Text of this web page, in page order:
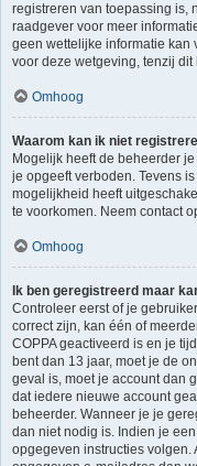
registreren van toepassing is,
raadgever voor meer
geen wettelijke informatie kan
voor deze wetgeving, tenzij
Omhoog
Waarom kan ik niet
Mogelijk heeft de beheerder
je opgeeft verboden. Tevens
mogelijkheid heeft
te voorkomen. Neem contact
Omhoog
Ik ben geregistreerd maar
Controleer eerst of je
correct zijn, kan één of
COPPA geactiveerd is en je
bent dan 13 jaar, moet je de
geval is, moet je account dan
dat iedere nieuwe account
beheerder. Wanneer je je
dan niet nodig is. Indien je
opgegeven instructies volgen.